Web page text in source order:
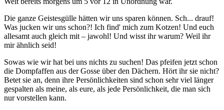
Die ganze Geistesgülle hätten wir uns sparen können. Sch... drauf!
Was jucken wir uns schon?! Ich find' mich zum Kotzen! Und euch
allesamt auch gleich mit – jawohl! Und wisst ihr warum? Weil ihr
mir ähnlich seid!
Sowas wie wir hat bei uns nichts zu suchen! Das pfeifen jetzt schon
die Dompfaffen aus der Gosse über den Dächern. Hört ihr sie nicht?
Betet sie an, denn ihre Persönlichkeiten sind schon sehr viel länger
gespalten als meine, als eure, als jede Persönlichkeit, die man sich
nur vorstellen kann.